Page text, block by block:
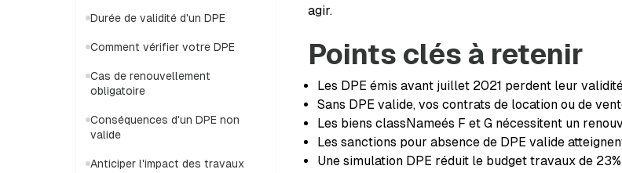
Durée de validité d'un DPE
Comment vérifier votre DPE
Cas de renouvellement
obligatoire
Conséquences d'un DPE non
valide
Anticiper l'impact des travaux
agir.
Points clés à retenir
Les DPE émis avant juillet 2021 perdent leur
Sans DPE valide, vos contrats de location ou de
Les biens classNameés F et G nécessitent un
Les sanctions pour absence de DPE valide
Une simulation DPE réduit le budget travaux de